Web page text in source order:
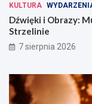
KULTURA
Dźwięki i Obrazy:
Strzelinie
7 sierpnia 2026